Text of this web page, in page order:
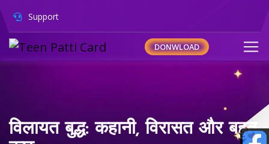
Support
DONWLOAD
विलायत बुद्ध: कहानी, विरासत और बहुत